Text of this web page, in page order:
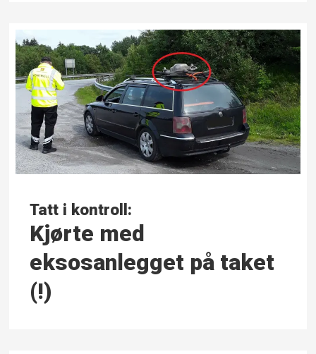
Tatt i kontroll:
Kjørte med
eksosanlegget på taket
(!)